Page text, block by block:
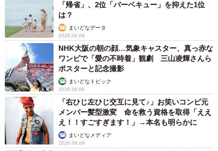
「帰省」、2位「バーベキュー」を抑えた1位
は？
まいどなデータ
2026.08.09
NHK大阪の朝の顔…気象キャスター、真っ赤な
ワンピで「愛の不時着」観劇 三山凌輝さんら
ポスターと記念撮影
まいどなトピック
2026.08.09
「右ひじ左ひじ交互に見て♪」お笑いコンビ元
メンバー髪型激変 命を救う資格を取得「ええ
え！！すごすぎます！」→本名も明らかに
まいどなメディア
2026.08.09